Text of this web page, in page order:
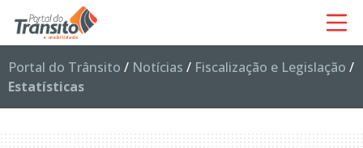
Portal do Trânsito / Notícias / Fiscalização e Legislação /
Estatísticas